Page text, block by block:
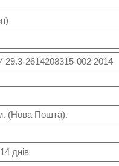
29.3-2614208315-002 2014
(Нова Пошта).
днів